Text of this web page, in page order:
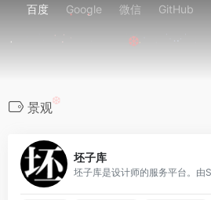
百度 Google 微信 GitHub
景观
坯子库
❆
❆